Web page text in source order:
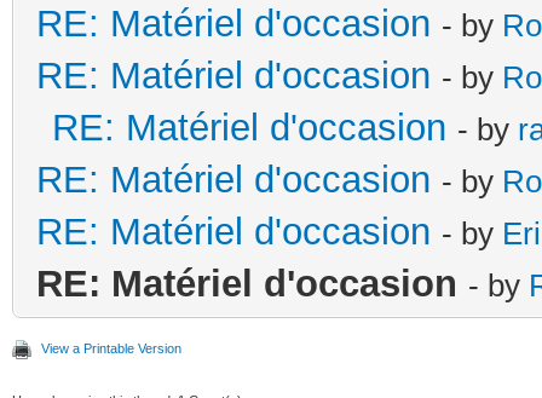
RE: Matériel d'occasion - by
RE: Matériel d'occasion - by
RE: Matériel d'occasion - by
RE: Matériel d'occasion - by
RE: Matériel d'occasion - by
RE: Matériel d'occasion - by
View a Printable Version